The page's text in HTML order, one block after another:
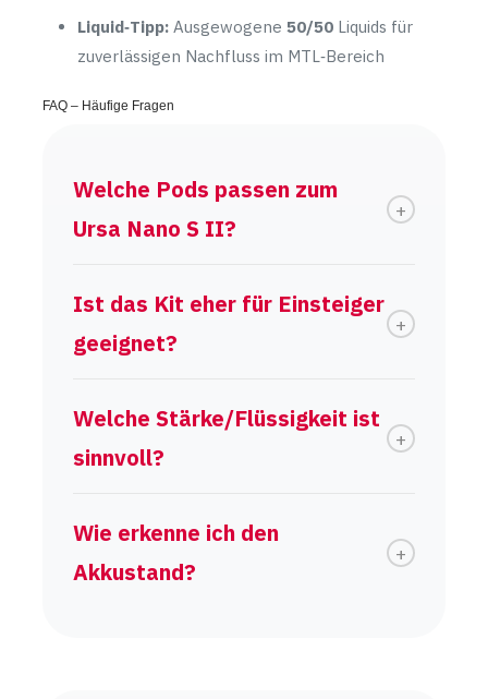
Liquid‑Tipp: Ausgewogene 50/50 Liquids für
zuverlässigen Nachfluss im MTL‑Bereich
FAQ – Häufige Fragen
Welche Pods passen zum
Ursa Nano S II?
Ist das Kit eher für Einsteiger
geeignet?
Welche Stärke/Flüssigkeit ist
sinnvoll?
Wie erkenne ich den
Akkustand?